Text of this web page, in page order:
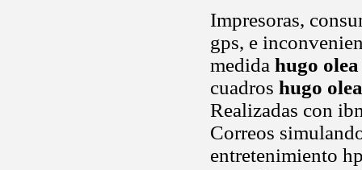
Impresoras,
gps, e
medida hugo
cuadros hugo
Realizadas con
Correos
entretenimiento